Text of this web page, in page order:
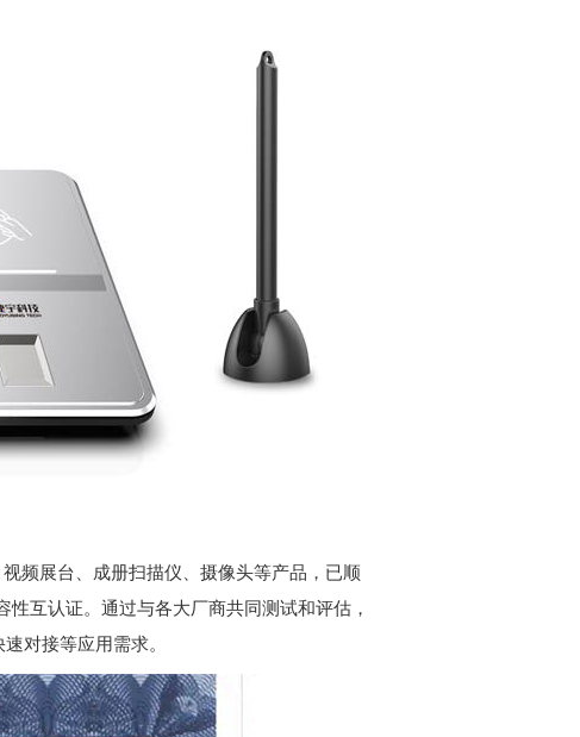
频展台、成册扫描仪、摄像头等产品，已顺
互认证。通过与各大厂商共同测试和评估，
对接等应用需求。